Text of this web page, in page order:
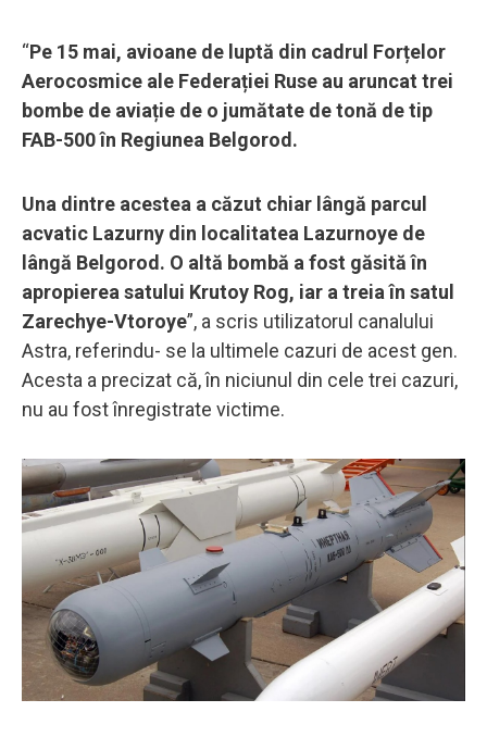
“Pe 15 mai, avioane de luptă din cadrul Forțelor
Aerocosmice ale Federației Ruse au aruncat trei
bombe de aviație de o jumătate de tonă de tip
FAB-500 în Regiunea Belgorod.
Una dintre acestea a căzut chiar lângă parcul
acvatic Lazurny din localitatea Lazurnoye de
lângă Belgorod. O altă bombă a fost găsită în
apropierea satului Krutoy Rog, iar a treia în satul
Zarechye-Vtoroye”, a scris utilizatorul canalului
Astra, referindu- se la ultimele cazuri de acest gen.
Acesta a precizat că, în niciunul din cele trei cazuri,
nu au fost înregistrate victime.